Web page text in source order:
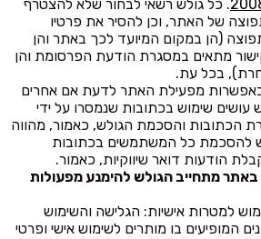
. כל גולש רשאי לבחור שלא להצטרף
של האתר, וכן להסיר את פרטיו
(הן במקום המיועד לכך באתר והן
מתאים במסגרת הודעת הפרסומת והן
בכל עת.
באפשרות מפעילת האתר לדעת אם אחרים
עושים שימוש בכתובות שנמסרו על ידי
הכתובות והסכמת הגולש, כאמור, מהווה
להסכמת כל המשתמשים בכתובות
הודעות דואר שיווקיות, כאמור.
מתחייב הגולש להימנע מפעולות
למטרות אישיות: הגלישה והשימוש
המופיעים בו מותרים לשימוש אישי ופרטי